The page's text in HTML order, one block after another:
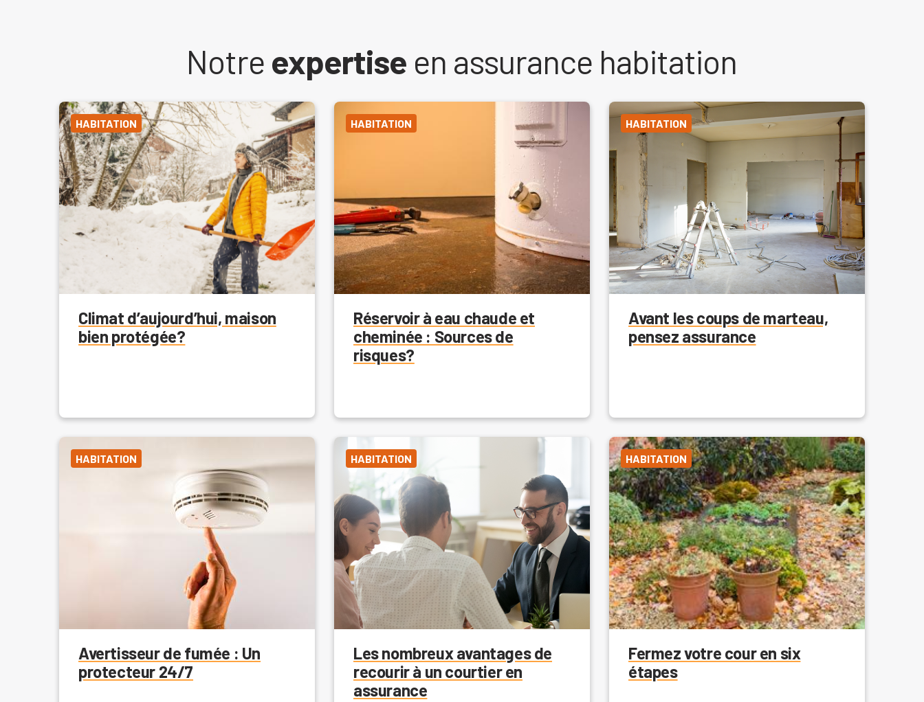
Notre expertise en assurance habitation
HABITATION
Climat d’aujourd’hui, maison
bien protégée?
HABITATION
Réservoir à eau chaude et
cheminée : Sources de
risques?
HABITATION
Avant les coups de marteau,
pensez assurance
HABITATION
Avertisseur de fumée : Un
protecteur 24/7
HABITATION
Les nombreux avantages de
recourir à un courtier en
assurance
HABITATION
Fermez votre cour en six
étapes